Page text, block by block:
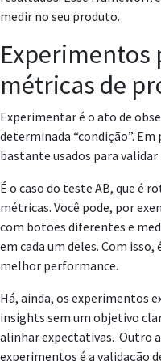
medir no seu produto.
Experimentos
métricas de
Experimentar é o ato de
determinada “condição”.
bastante usados para
É o caso do teste AB, que é
métricas. Você pode, por
com botões diferentes e
em cada um deles. Com
melhor performance.
Há, ainda, os experimentos
insights sem um objetivo
alinhar expectativas. Outro
experimentos é a validação